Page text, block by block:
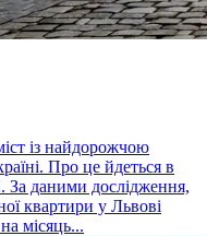
із найдорожчою
Про це йдеться в
За даними дослідження,
квартири у Львові
місяць...